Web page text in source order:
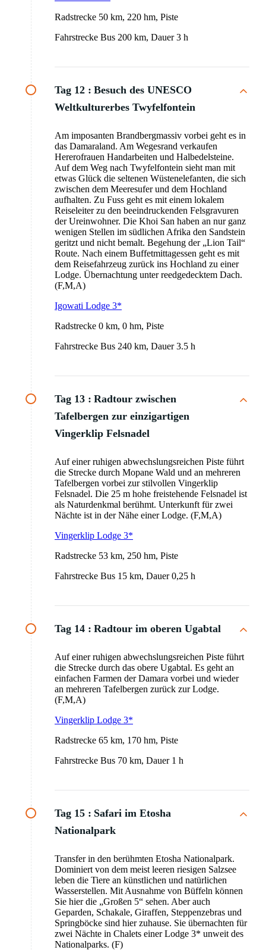
Radstrecke 50 km, 220 hm, Piste
Fahrstrecke Bus 200 km, Dauer 3 h
Tag 12 : Besuch des UNESCO
Weltkulturerbes Twyfelfontein
Am imposanten Brandbergmassiv vorbei geht es in
das Damaraland. Am Wegesrand verkaufen
Hererofrauen Handarbeiten und Halbedelsteine.
Auf dem Weg nach Twyfelfontein sieht man mit
etwas Glück die seltenen Wüstenelefanten, die sich
zwischen dem Meeresufer und dem Hochland
aufhalten. Zu Fuss geht es mit einem lokalem
Reiseleiter zu den beeindruckenden Felsgravuren
der Ureinwohner. Die Khoi San haben an nur ganz
wenigen Stellen im südlichen Afrika den Sandstein
geritzt und nicht bemalt. Begehung der „Lion Tail“
Route. Nach einem Buffetmittagessen geht es mit
dem Reisefahrzeug zurück ins Hochland zu einer
Lodge. Übernachtung unter reedgedecktem Dach.
(F,M,A)
Igowati Lodge 3*
Radstrecke 0 km, 0 hm, Piste
Fahrstrecke Bus 240 km, Dauer 3.5 h
Tag 13 : Radtour zwischen
Tafelbergen zur einzigartigen
Vingerklip Felsnadel
Auf einer ruhigen abwechslungsreichen Piste führt
die Strecke durch Mopane Wald und an mehreren
Tafelbergen vorbei zur stilvollen Vingerklip
Felsnadel. Die 25 m hohe freistehende Felsnadel ist
als Naturdenkmal berühmt. Unterkunft für zwei
Nächte ist in der Nähe einer Lodge. (F,M,A)
Vingerklip Lodge 3*
Radstrecke 53 km, 250 hm, Piste
Fahrstrecke Bus 15 km, Dauer 0,25 h
Tag 14 : Radtour im oberen Ugabtal
Auf einer ruhigen abwechslungsreichen Piste führt
die Strecke durch das obere Ugabtal. Es geht an
einfachen Farmen der Damara vorbei und wieder
an mehreren Tafelbergen zurück zur Lodge.
(F,M,A)
Vingerklip Lodge 3*
Radstrecke 65 km, 170 hm, Piste
Fahrstrecke Bus 70 km, Dauer 1 h
Tag 15 : Safari im Etosha
Nationalpark
Transfer in den berühmten Etosha Nationalpark.
Dominiert von dem meist leeren riesigen Salzsee
leben die Tiere an künstlichen und natürlichen
Wasserstellen. Mit Ausnahme von Büffeln können
Sie hier die „Großen 5“ sehen. Aber auch
Geparden, Schakale, Giraffen, Steppenzebras und
Springböcke sind hier zuhause. Sie übernachten für
zwei Nächte in Chalets einer Lodge 3* unweit des
Nationalparks. (F)